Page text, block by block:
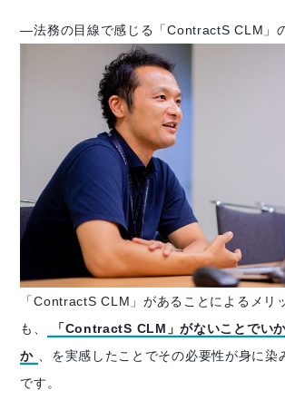
―法務の目線で感じる「ContractS CLM」
「ContractS CLM」があることによるメリ
も、
「ContractS CLM」がないことでい
か
、を実感したことでその必要性が身に
です。